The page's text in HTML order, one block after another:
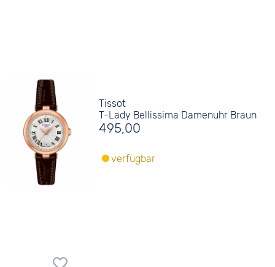
Tissot
T-Lady Bellissima Damenuhr Braun
495,00
verfügbar